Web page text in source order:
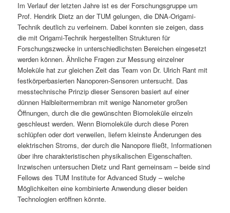
Im Verlauf der letzten Jahre ist es der Forschungsgruppe um
Prof. Hendrik Dietz an der TUM gelungen, die DNA-Origami-
Technik deutlich zu verfeinern. Dabei konnten sie zeigen, dass
die mit Origami-Technik hergestellten Strukturen für
Forschungszwecke in unterschiedlichsten Bereichen eingesetzt
werden können. Ähnliche Fragen zur Messung einzelner
Moleküle hat zur gleichen Zeit das Team von Dr. Ulrich Rant mit
festkörperbasierten Nanoporen-Sensoren untersucht. Das
messtechnische Prinzip dieser Sensoren basiert auf einer
dünnen Halbleitermembran mit wenige Nanometer großen
Öffnungen, durch die die gewünschten Biomoleküle einzeln
geschleust werden. Wenn Biomoleküle durch diese Poren
schlüpfen oder dort verweilen, liefern kleinste Änderungen des
elektrischen Stroms, der durch die Nanopore fließt, Informationen
über ihre charakteristischen physikalischen Eigenschaften.
Inzwischen untersuchen Dietz und Rant gemeinsam – beide sind
Fellows des TUM Institute for Advanced Study – welche
Möglichkeiten eine kombinierte Anwendung dieser beiden
Technologien eröffnen könnte.